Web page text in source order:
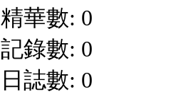
精華數: 0
記錄數: 0
日誌數: 0